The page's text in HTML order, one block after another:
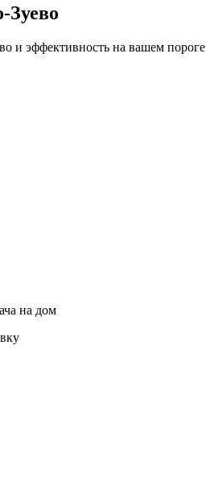
Зуево
и эффективность на вашем пороге
на дом